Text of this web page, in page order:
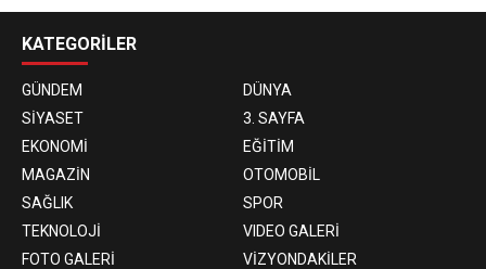
KATEGORİLER
GÜNDEM
DÜNYA
SİYASET
3. SAYFA
EKONOMİ
EĞİTİM
MAGAZİN
OTOMOBİL
SAĞLIK
SPOR
TEKNOLOJİ
VIDEO GALERİ
FOTO GALERİ
VİZYONDAKİLER